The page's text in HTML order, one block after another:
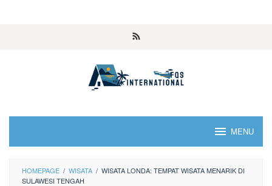
MENU
HOMEPAGE / WISATA / WISATA LONDA: TEMPAT WISATA MENARIK DI
SULAWESI TENGAH